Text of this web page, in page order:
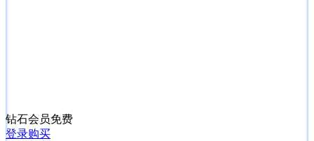
钻石会员免费
登录购买